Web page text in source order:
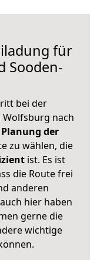
für
Sooden-
bei der
nach
der
zu wählen, die
ist. Es ist
die Route frei
anderen
hier haben
gerne die
wichtige